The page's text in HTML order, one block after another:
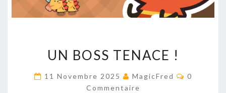
BOSS
TENACE
!
UN BOSS TENACE !
11 Novembre 2025 MagicFred
0
Commentaire